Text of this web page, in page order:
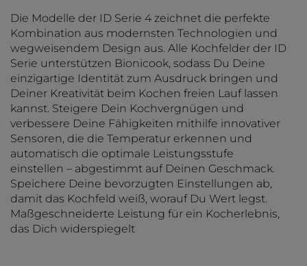
Die Modelle der ID Serie 4 zeichnet die perfekte
Kombination aus modernsten Technologien und
wegweisendem Design aus. Alle Kochfelder der ID
Serie unterstützen Bionicook, sodass Du Deine
einzigartige Identität zum Ausdruck bringen und
Deiner Kreativität beim Kochen freien Lauf lassen
kannst. Steigere Dein Kochvergnügen und
verbessere Deine Fähigkeiten mithilfe innovativer
Sensoren, die die Temperatur erkennen und
automatisch die optimale Leistungsstufe
einstellen – abgestimmt auf Deinen Geschmack.
Speichere Deine bevorzugten Einstellungen ab,
damit das Kochfeld weiß, worauf Du Wert legst.
Maßgeschneiderte Leistung für ein Kocherlebnis,
das Dich widerspiegelt